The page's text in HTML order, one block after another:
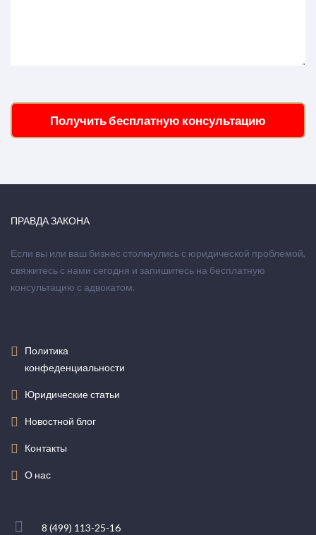
Получить бесплатную консультацию
ПРАВДА ЗАКОНА
Если вы или ваш бизнес столкнулись с юридической проблемой,
свяжитесь с нами сегодня и запишитесь на бесплатную
консультацию с адвокатом.
Политика
конфеденциальности
Юридические статьи
Новостной блог
Контакты
О нас
8 (499) 113-25-16